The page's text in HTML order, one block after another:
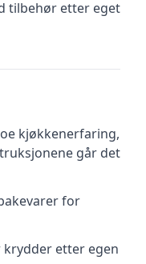
tilbehør etter eget
kjøkkenerfaring,
går det
for
etter egen